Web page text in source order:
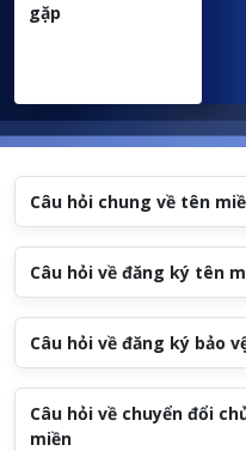
gặp
Câu hỏi chung về tên
Câu hỏi về đăng ký tên
Câu hỏi về đăng ký bảo
Câu hỏi về chuyển đổi
miền